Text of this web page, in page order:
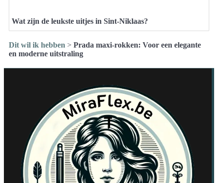
Wat zijn de leukste uitjes in Sint-Niklaas?
Dit wil ik hebben > Prada maxi-rokken: Voor een elegante
en moderne uitstraling